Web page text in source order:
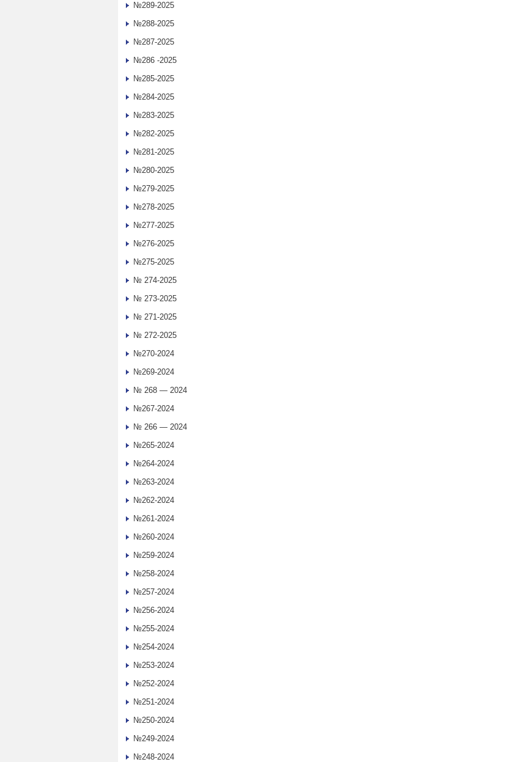
№289-2025
№288-2025
№287-2025
№286 -2025
№285-2025
№284-2025
№283-2025
№282-2025
№281-2025
№280-2025
№279-2025
№278-2025
№277-2025
№276-2025
№275-2025
№ 274-2025
№ 273-2025
№ 271-2025
№ 272-2025
№270-2024
№269-2024
№ 268 — 2024
№267-2024
№ 266 — 2024
№265-2024
№264-2024
№263-2024
№262-2024
№261-2024
№260-2024
№259-2024
№258-2024
№257-2024
№256-2024
№255-2024
№254-2024
№253-2024
№252-2024
№251-2024
№250-2024
№249-2024
№248-2024